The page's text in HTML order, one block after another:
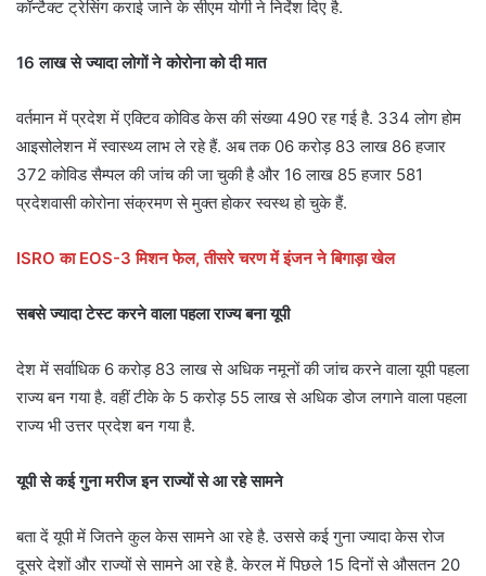
कॉन्टैक्ट ट्रेसिंग कराई जाने के सीएम योगी ने निर्देश दिए है.
16 लाख से ज्यादा लोगों ने कोरोना को दी मात
वर्तमान में प्रदेश में एक्टिव कोविड केस की संख्या 490 रह गई है. 334 लोग होम
आइसोलेशन में स्वास्थ्य लाभ ले रहे हैं. अब तक 06 करोड़ 83 लाख 86 हजार
372 कोविड सैम्पल की जांच की जा चुकी है और 16 लाख 85 हजार 581
प्रदेशवासी कोरोना संक्रमण से मुक्त होकर स्वस्थ हो चुके हैं.
ISRO का EOS-3 मिशन फेल, तीसरे चरण में इंजन ने बिगाड़ा खेल
सबसे ज्यादा टेस्ट करने वाला पहला राज्य बना यूपी
देश में सर्वाधिक 6 करोड़ 83 लाख से अधिक नमूनों की जांच करने वाला यूपी पहला
राज्य बन गया है. वहीं टीके के 5 करोड़ 55 लाख से अधिक डोज लगाने वाला पहला
राज्य भी उत्तर प्रदेश बन गया है.
यूपी से कई गुना मरीज इन राज्यों से आ रहे सामने
बता दें यूपी में जितने कुल केस सामने आ रहे है. उससे कई गुना ज्यादा केस रोज
दूसरे देशों और राज्यों से सामने आ रहे है. केरल में पिछले 15 दिनों से औसतन 20